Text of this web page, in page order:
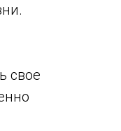
свое